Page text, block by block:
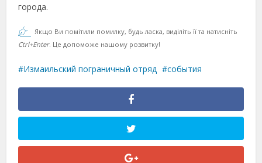
города.
Якщо Ви помітили помилку, будь ласка, виділіть її та натисніть
Ctrl+Enter. Це допоможе нашому розвитку!
Измаильский пограничный отряд события